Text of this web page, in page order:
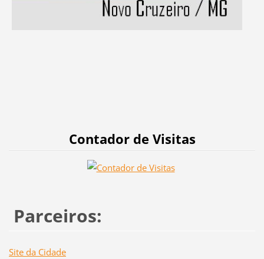
Contador de Visitas
Parceiros:
Site da Cidade